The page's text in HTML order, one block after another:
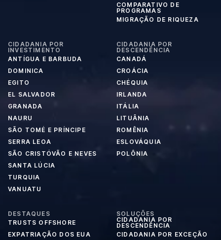
COMPARATIVO DE
PROGRAMAS
MIGRAÇÃO DE RIQUEZA
CIDADANIA POR
INVESTIMENTO
ANTÍGUA E BARBUDA
DOMINICA
EGITO
EL SALVADOR
GRANADA
NAURU
SÃO TOMÉ E PRÍNCIPE
SERRA LEOA
SÃO CRISTÓVÃO E NEVES
SANTA LÚCIA
TURQUIA
VANUATU
CIDADANIA POR
DESCENDÊNCIA
CANADÁ
CROÁCIA
CHÉQUIA
IRLANDA
ITÁLIA
LITUÂNIA
ROMÊNIA
ESLOVÁQUIA
POLÔNIA
DESTAQUES
TRUSTS OFFSHORE
EXPATRIAÇÃO DOS EUA
SOLUÇÕES
CIDADANIA POR
DESCENDÊNCIA
CIDADANIA POR EXCEÇÃO